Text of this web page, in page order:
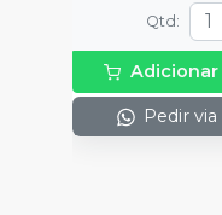
Qtd :
Pedir